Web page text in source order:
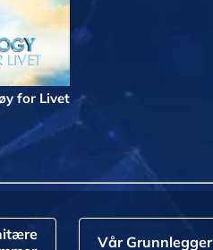
for Livet
Vår Grunnlegger